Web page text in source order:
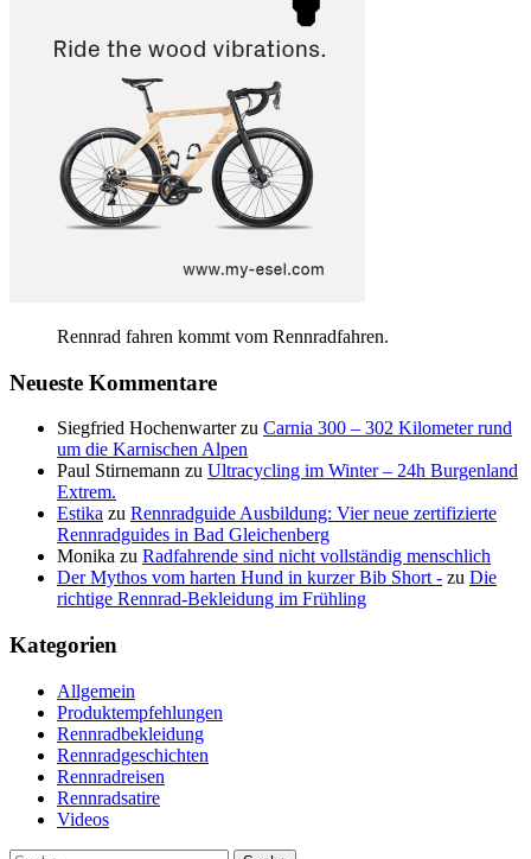
Rennrad fahren kommt vom Rennradfahren.
Neueste Kommentare
Siegfried Hochenwarterzu Carnia 300 – 302 Kilometer rund
um die Karnischen Alpen
Paul Stirnemann zu Ultracycling im Winter – 24h Burgenland
Extrem.
Estika zu Rennradguide Ausbildung: Vier neue zertifizierte
Rennradguides in Bad Gleichenberg
Monika zu Radfahrende sind nicht vollständig menschlich
Der Mythos vom harten Hund in kurzer Bib Short - zu Die
richtige Rennrad-Bekleidung im Frühling
Kategorien
Allgemein
Produktempfehlungen
Rennradbekleidung
Rennradgeschichten
Rennradreisen
Rennradsatire
Videos